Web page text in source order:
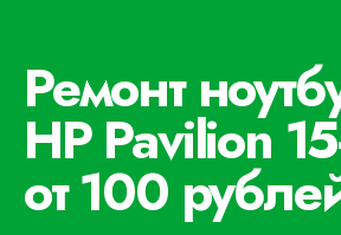
Ремонт
HP Pavilion
от 100